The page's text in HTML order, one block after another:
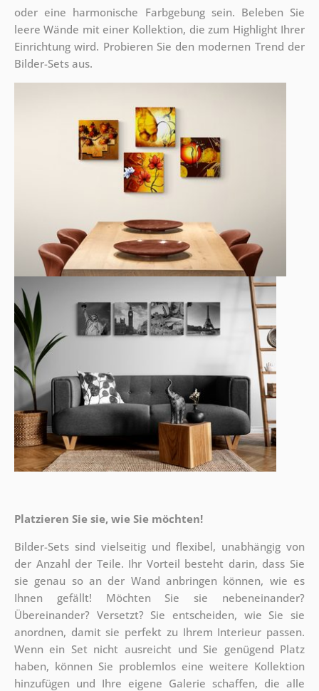
oder eine harmonische Farbgebung sein. Beleben Sie
leere Wände mit einer Kollektion, die zum Highlight Ihrer
Einrichtung wird. Probieren Sie den modernen Trend der
Bilder-Sets aus.
Platzieren Sie sie, wie Sie möchten!
Bilder-Sets sind vielseitig und flexibel, unabhängig von
der Anzahl der Teile. Ihr Vorteil besteht darin, dass Sie
sie genau so an der Wand anbringen können, wie es
Ihnen gefällt! Möchten Sie sie nebeneinander?
Übereinander? Versetzt? Sie entscheiden, wie Sie sie
anordnen, damit sie perfekt zu Ihrem Interieur passen.
Wenn ein Set nicht ausreicht und Sie genügend Platz
haben, können Sie problemlos eine weitere Kollektion
hinzufügen und Ihre eigene Galerie schaffen, die alle